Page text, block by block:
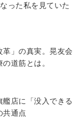
った私を見ていた
」の真実。晃友会
道筋とは。
店に「没入できる
通点